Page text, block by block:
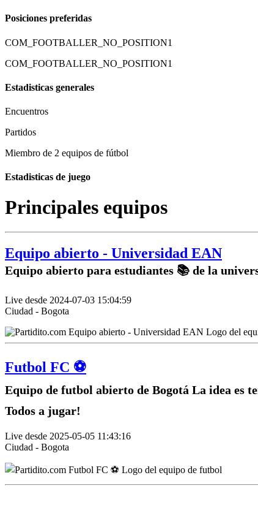
Posiciones preferidas
COM_FOOTBALLER_NO_POSITION1
COM_FOOTBALLER_NO_POSITION1
Estadisticas generales
Encuentros
Partidos
Miembro de 2 equipos de fútbol
Estadisticas de juego
Principales equipos
Equipo abierto - Universidad EAN
Equipo abierto para estudiantes 📚 de la
Live desde 2024-07-03 15:04:59
Ciudad - Bogota
Futbol FC ⚽️
Equipo de futbol abierto de Bogotá La idea es
Todos a jugar!
Live desde 2025-05-05 11:43:16
Ciudad - Bogota